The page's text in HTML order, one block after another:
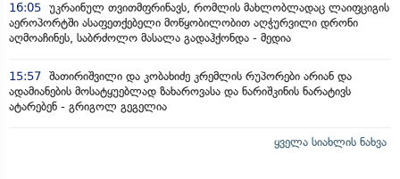
16:05 უკრაინულ თვითმფრინავს, რომლის მახლობლადაც ლაიფციგის
აეროპორტში ასაფეთქებელი მოწყობილობით აღჭურვილი დრონი
აღმოაჩინეს, საბრძოლო მასალა გადაჰქონდა - მედია
15:57 შათირიშვილი და კობახიძე კრემლის რუპორები არიან და
ადამიანების მოსატყუებლად ზახაროვასა და ნარიშკინის ნარატივს
ატარებენ - გრიგოლ გეგელია
ყველა სიახლის ნახვა